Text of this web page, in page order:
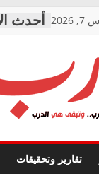
تقارير وتحقيقات